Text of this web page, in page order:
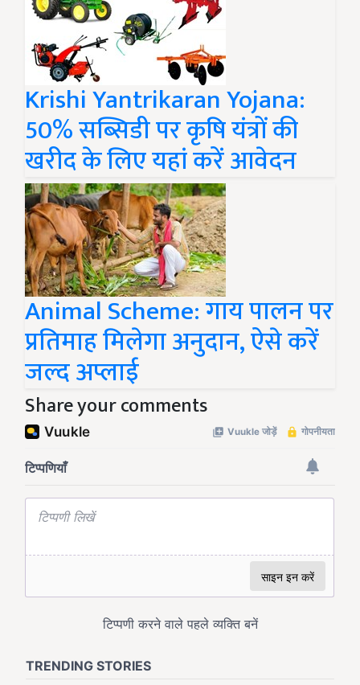
Krishi Yantrikaran Yojana:
50% सब्सिडी पर कृषि यंत्रों की
खरीद के लिए यहां करें आवेदन
Animal Scheme: गाय पालन पर
प्रतिमाह मिलेगा अनुदान, ऐसे करें
जल्द अप्लाई
Share your comments